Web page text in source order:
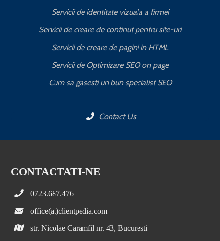
Servicii de identitate vizuala a firmei
Servicii de creare de continut pentru site-uri
Servicii de creare de pagini in HTML
Servicii de Optimizare SEO on page
Cum sa gasesti un bun specialist SEO
Contact Us
CONTACTATI-NE
0723.687.476
office(at)clientpedia.com
str. Nicolae Caramfil nr. 43, Bucuresti